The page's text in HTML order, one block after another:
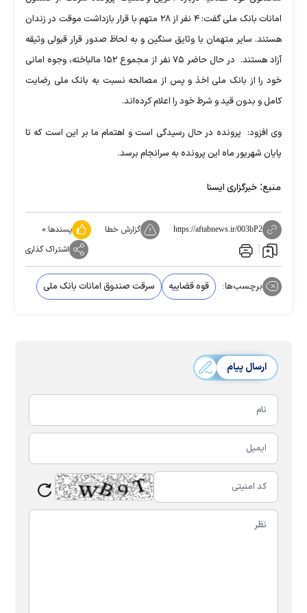
امانات بانک ملی گفت: ۴ نفر از ۲۸ متهم با قرار بازداشت موقت در زندان
هستند. سایر متهمان با وثایق سنگین و به لحاظ صدور قرار قبولی وثیقه
آزاد هستند. در حال حاضر ۷۵ نفر از مجموع ۱۵۲ مالباخته، وجوه امانی
خود را از بانک ملی اخذ و پس از مصالحه نسبت به بانک ملی رضایت
کامل و بدون قید و شرط خود را اعلام کرده‌اند.
وی افزود: پرونده در حال رسیدگی است و اهتمام ما بر این است که تا
پایان شهریور ماه این پرونده به سرانجام برسد.
منبع: خبرگزاری ایسنا
https://aftabnews.ir/003bP2 گزارش خطا پسندها:۰
اشتراک گذاری
برچسب‌ها: قوه قضاییه سرقت صندوق امانات بانک ملی
ارسال پیام